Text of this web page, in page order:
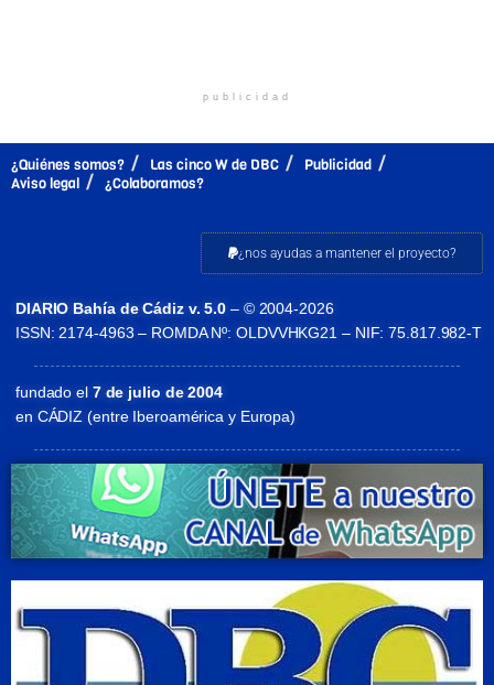
publicidad
¿Quiénes somos? Las cinco W de DBC
Publicidad
Aviso legal
¿Colaboramos?
¿nos ayudas a mantener el proyecto?
DIARIO Bahía de Cádiz v. 5.0 – © 2004-2026
ISSN: 2174-4963 – ROMDA Nº: OLDVVHKG21 – NIF: 75.817.982-T
fundado el7 de julio de 2004
en CÁDIZ (entre Iberoamérica y Europa)